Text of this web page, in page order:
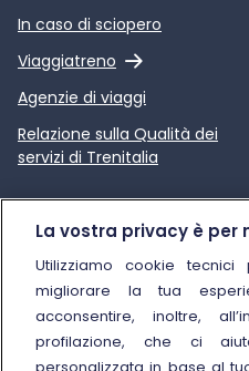
In caso di sciopero
Viaggiatreno
Link esterno
Agenzie di viaggi
Relazione sulla Qualità dei
servizi di Trenitalia
Link esterno
Chi siamo
Sostenibilità
Trenitalia for Business
La vostra privacy è
Utilizziamo cookie
migliorare la tua
acconsentire, inoltre,
profilazione, che ci
personalizzata in base al